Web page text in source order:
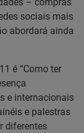
sociais mais
abordará ainda
é “Como ter
e internacionais
e palestras
diferentes